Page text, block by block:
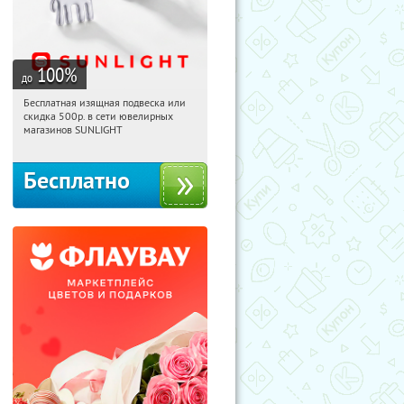
до 100%
18:33:28 Получили:
Россия
Бесплатная изящная подвеска или
скидка 500р. в сети ювелирных
магазинов SUNLIGHT
Бесплатно